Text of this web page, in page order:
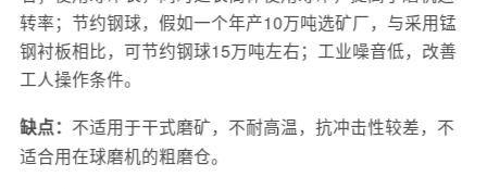
转率；节约钢球，假如一个年产10万吨选矿厂，与采用锰
钢衬板相比，可节约钢球15万吨左右；工业噪音低，改善
工人操作条件。
缺点： 不适用于干式磨矿，不耐高温，抗冲击性较差，不
适合用在球磨机的粗磨仓。